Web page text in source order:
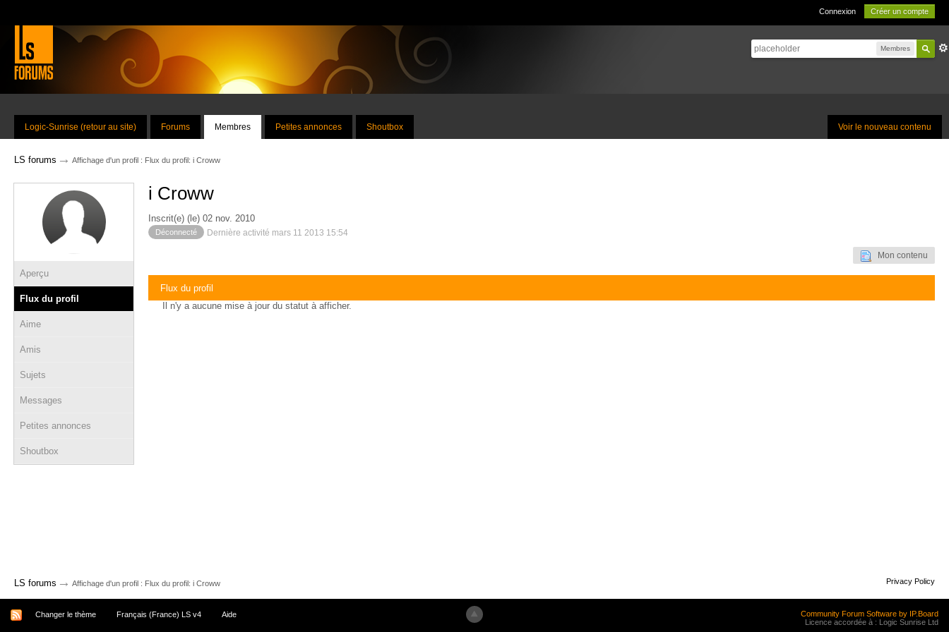
Connexion Créer un compte
Membres
Voir le nouveau contenu
Logic-Sunrise (retour au site) Forums Membres Petites annonces Shoutbox
LS forums → Affichage d'un profil : Flux du profil: i Croww
Aperçu
Flux du profil
Aime
Amis
Sujets
Messages
Petites annonces
Shoutbox
i Croww
Inscrit(e) (le) 02 nov. 2010
Déconnecté Dernière activité mars 11 2013 15:54
Mon contenu
Flux du profil
Il n'y a aucune mise à jour du statut à afficher.
LS forums → Affichage d'un profil : Flux du profil: i Croww Privacy Policy
Changer le thème Français (France) LS v4 Aide
Community Forum Software by IP.Board
Licence accordée à : Logic Sunrise Ltd